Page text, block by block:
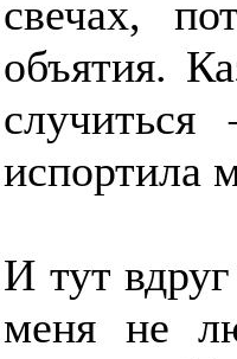
свечах,
объятия.
испортила
И тут
меня не